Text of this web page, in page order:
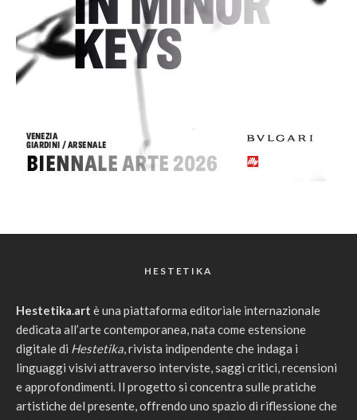
HESTETIKA
Hestetika.art è una piattaforma editoriale internazionale
dedicata all’arte contemporanea, nata come estensione
digitale di Hestetika, rivista indipendente che indaga i
linguaggi visivi attraverso interviste, saggi critici, recensioni
e approfondimenti. Il progetto si concentra sulle pratiche
artistiche del presente, offrendo uno spazio di riflessione che